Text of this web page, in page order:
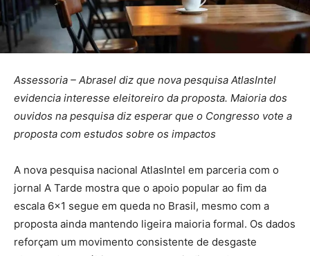
Assessoria – Abrasel diz que nova pesquisa AtlasIntel
evidencia interesse eleitoreiro da proposta. Maioria dos
ouvidos na pesquisa diz esperar que o Congresso vote a
proposta com estudos sobre os impactos
A nova pesquisa nacional AtlasIntel em parceria com o
jornal A Tarde mostra que o apoio popular ao fim da
escala 6×1 segue em queda no Brasil, mesmo com a
proposta ainda mantendo ligeira maioria formal. Os dados
reforçam um movimento consistente de desgaste